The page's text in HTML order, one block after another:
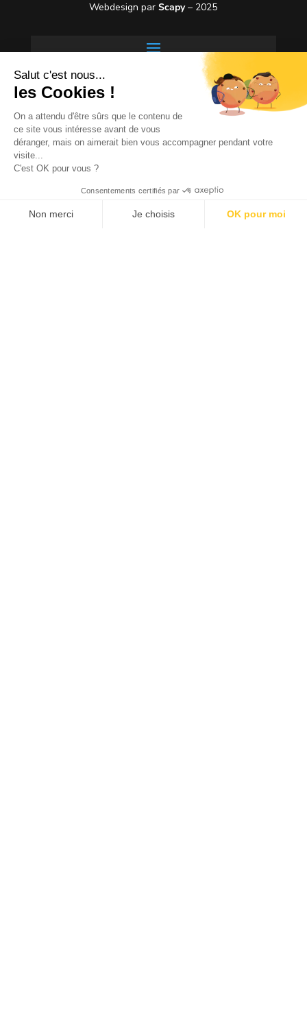
Webdesign parScapy– 2025
Salut c'est nous...
les Cookies !
On a attendu d'être sûrs que le contenu de
ce site vous intéresse avant de vous
déranger, mais on aimerait bien vous accompagner pendant votre
visite...
C'est OK pour vous ?
Consentements certifiés par
Non merci Je choisis
OK pour moi